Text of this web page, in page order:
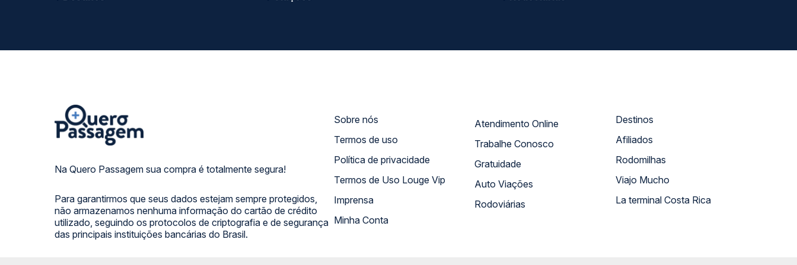
Na Quero Passagem sua compra é totalmente segura!
Para garantirmos que seus dados estejam sempre protegidos,
não armazenamos nenhuma informação do cartão de crédito
utilizado, seguindo os protocolos de criptografia e de segurança
das principais instituições bancárias do Brasil.
Sobre nós
Termos de uso
Política de privacidade
Termos de Uso Louge Vip
Imprensa
Minha Conta
Atendimento Online
Trabalhe Conosco
Gratuidade
Auto Viações
Rodoviárias
Destinos
Afiliados
Rodomilhas
Viajo Mucho
La terminal Costa Rica